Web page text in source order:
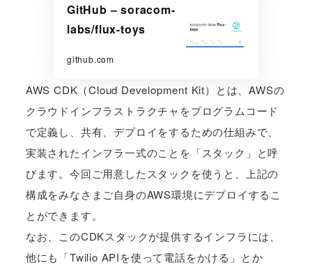
GitHub – soracom-
labs/flux-toys
github.com
AWS CDK（Cloud Development Kit）とは、AWSの
クラウドインフラストラクチャをプログラムコード
で定義し、共有、デプロイをするための仕組みで、
実装されたインフラ一式のことを「スタック」と呼
びます。今回ご用意したスタックを使うと、上記の
構成をみなさまご自身のAWS環境にデプロイするこ
とができます。
なお、このCDKスタックが提供するインフラには、
他にも「Twilio APIを使って電話をかける」とか